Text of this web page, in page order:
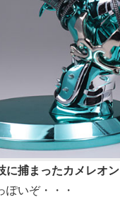
に捕まったカメレオン
ぽいぞ・・・